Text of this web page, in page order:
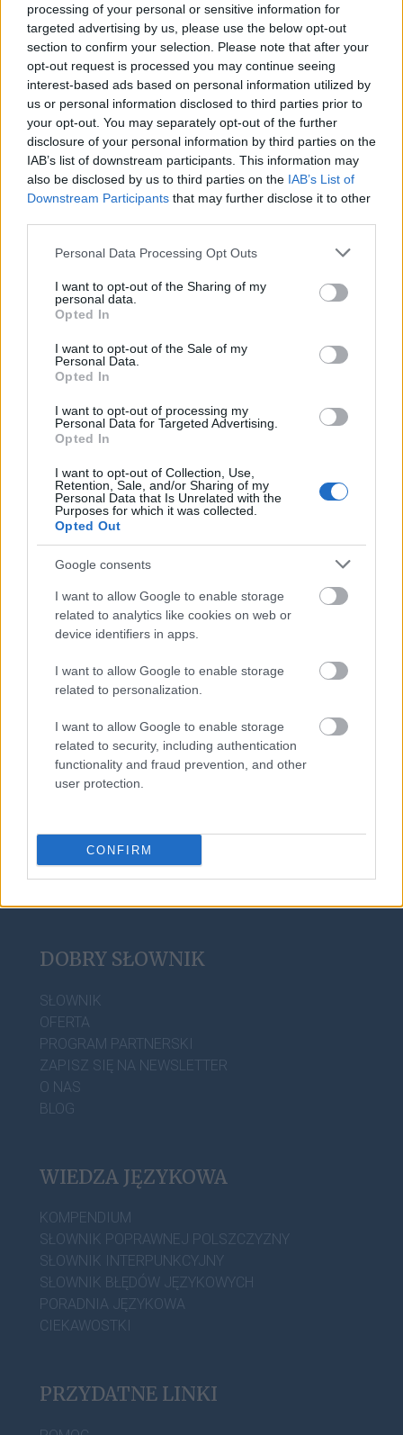
processing of your personal or sensitive information for
targeted advertising by us, please use the below opt-out
section to confirm your selection. Please note that after your
opt-out request is processed you may continue seeing
interest-based ads based on personal information utilized by
us or personal information disclosed to third parties prior to
your opt-out. You may separately opt-out of the further
disclosure of your personal information by third parties on the
IAB’s list of downstream participants. This information may
also be disclosed by us to third parties on the IAB’s List of
Downstream Participants that may further disclose it to other
Please note that this website/app uses one or more Google
not limited to your visit or usage behaviour. You may click to
grant or deny consent to Google and its third-party tags to
use your data for below specified purposes in below Google
consent section.
Personal Data Processing Opt Outs
I want to opt-out of the Sharing of my
personal data.
Opted In
I want to opt-out of the Sale of my
Personal Data.
Opted In
I want to opt-out of processing my
Personal Data for Targeted Advertising.
Opted In
I want to opt-out of Collection, Use,
Retention, Sale, and/or Sharing of my
Personal Data that Is Unrelated with the
Purposes for which it was collected.
Opted Out
Google consents
I want to allow Google to enable storage
related to analytics like cookies on web or
device identifiers in apps.
I want to allow Google to enable storage
related to personalization.
I want to allow Google to enable storage
related to security, including authentication
functionality and fraud prevention, and other
user protection.
CONFIRM
O (nie)odmienności i wymowie nazwiska Branagh
Wataha wilków, a każdy wilk w tej...
Przymiotnik odDrezno
Ciekawostki
Brexit— Nie ma takiego słowa: Brexit!
bardzo — Tak bardzo nieokolicznik
sztambuch— Pochodzenie wyrazusztambuch
kłuć
DOBRY SŁOWNIK
SŁOWNIK
OFERTA
PROGRAM PARTNERSKI
ZAPISZ SIĘ NA NEWSLETTER
O NAS
BLOG
WIEDZA JĘZYKOWA
KOMPENDIUM
SŁOWNIK POPRAWNEJ POLSZCZYZNY
SŁOWNIK INTERPUNKCYJNY
SŁOWNIK BŁĘDÓW JĘZYKOWYCH
PORADNIA JĘZYKOWA
CIEKAWOSTKI
PRZYDATNE LINKI